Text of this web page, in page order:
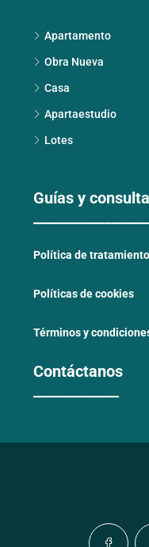
Apartamento
Obra Nueva
Casa
Apartaestudio
Lotes
Guías y
Política de
Políticas de cookies
Términos y
Contáctanos